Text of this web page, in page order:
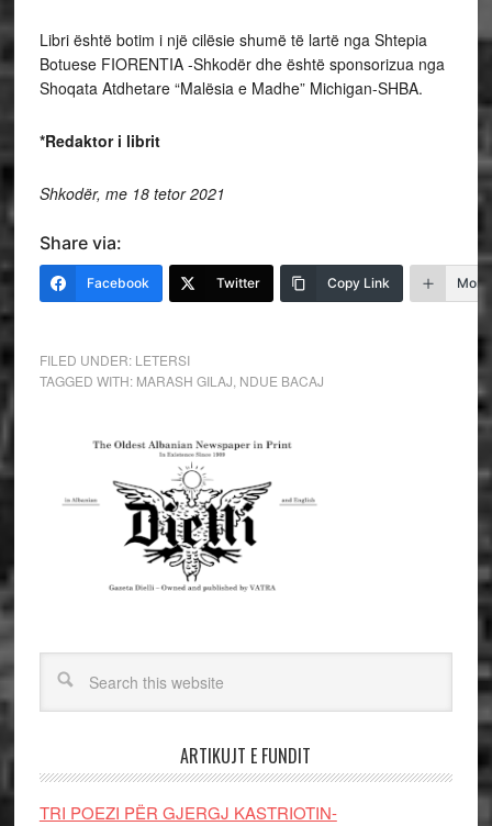
Libri është botim i një cilësie shumë të lartë nga Shtepia
Botuese FIORENTIA -Shkodër dhe është sponsorizua nga
Shoqata Atdhetare “Malësia e Madhe” Michigan-SHBA.
*Redaktor i librit
Shkodër, me 18 tetor 2021
Share via:
Facebook Twitter Copy Link More
FILED UNDER: LETERSI
TAGGED WITH: MARASH GILAJ NDUE BACAJ
ARTIKUJT E FUNDIT
TRI POEZI PËR GJERGJ KASTRIOTIN-